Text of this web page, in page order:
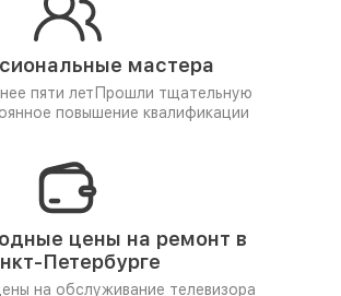
мастера
пяти лет Прошли тщательную
повышение квалификации
цены на ремонт в
Петербурге
на обслуживание телевизора